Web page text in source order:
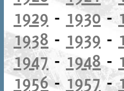
1929 - 1930-
1938 - 1939 -
1947 - 1948-
1956- 1957-